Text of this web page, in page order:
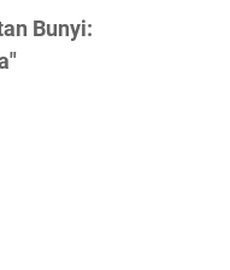
Bunyi: